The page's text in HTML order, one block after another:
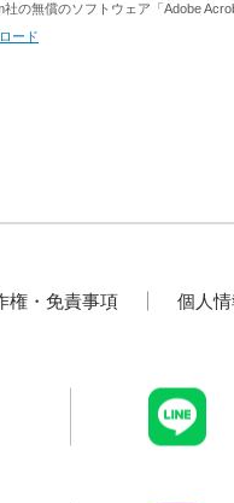
の無償のソフトウェア「Adobe
ード
権・免責事項 個人